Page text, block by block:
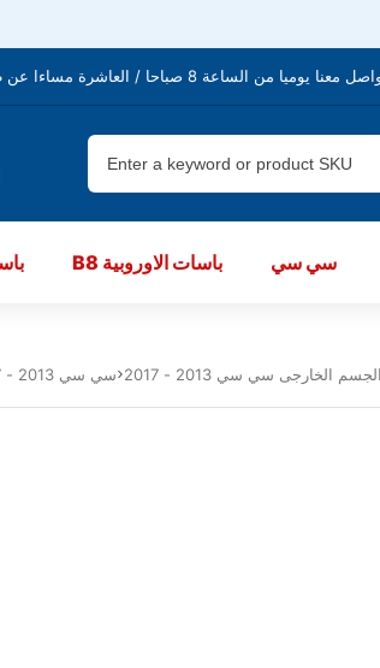
معنا يوميا من الساعة 8 صباحا / العاشرة مساءا عن طريق +966548616401
B8 باسات الاوروبية سي سي
سي سي 2013 - 2017